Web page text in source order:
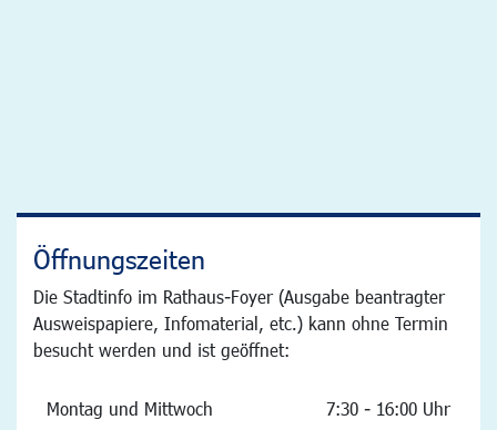
Öffnungszeiten
Die Stadtinfo im Rathaus-Foyer (Ausgabe beantragter
Ausweispapiere, Infomaterial, etc.) kann ohne Termin
besucht werden und ist geöffnet:
Montag und Mittwoch 7:30 - 16:00 Uhr